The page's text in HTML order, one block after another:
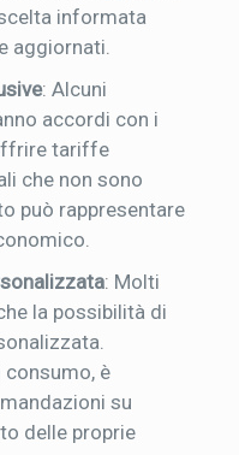
informata
aggiornati.
: Alcuni
accordi con i
tariffe
che non sono
può rappresentare
: Molti
la possibilità di
è
su
delle proprie